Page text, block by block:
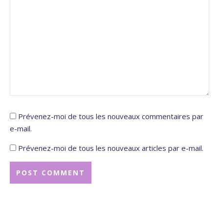
Prévenez-moi de tous les nouveaux commentaires par
e-mail.
Prévenez-moi de tous les nouveaux articles par e-mail.